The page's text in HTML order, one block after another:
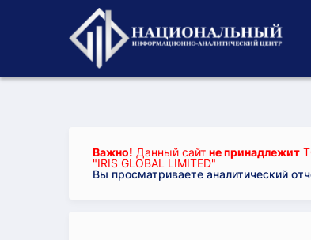
Важно! Данный сайт не принадлежит
"IRIS GLOBAL LIMITED"
Вы просматриваете аналитический